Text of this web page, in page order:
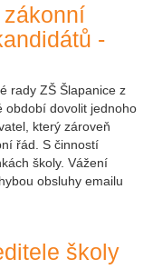
-
rady ZŠ Šlapanice z
období dovolit jednoho
který zároveň
řád. S činností
školy. Vážení
obsluhy emailu
školy